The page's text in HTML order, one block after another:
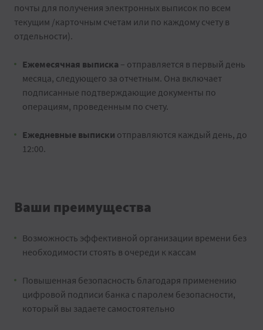
почты для получения электронных выписок по всем
текущим /карточным счетам или по каждому счету в
отдельности).
Ежемесячная выписка – отправляется в первый день
месяца, следующего за отчетным. Она включает
подписанные подтверждающие документы по
операциям, проведенным по счету.
Ежедневные выписки отправляются каждый день, до
12:00.
Ваши преимущества
Возможность эффективной организации времени без
необходимости стоять в очереди к кассам
Повышенная безопасность благодаря применению
цифровой подписи банка с паролем безопасности,
который вы задаете самостоятельно